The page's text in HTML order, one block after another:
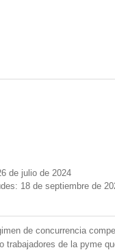
de julio de 2024
1 8 de septiembre de
de concurrencia
de la pyme